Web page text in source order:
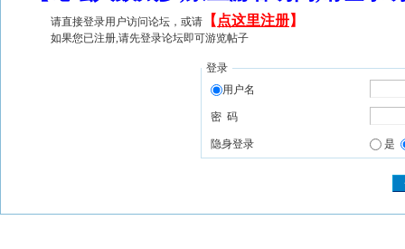
请直接登录用户访问论坛，或请 【 点这里注册】
如果您已注册,请先登录论坛即可游览帖子
登录
用户名
密 码
隐身登录 是